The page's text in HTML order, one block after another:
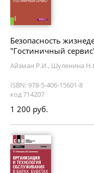
Безопасность
"Гостиничный
Айзман Р.И., Шуленина
ISBN: 978-5-406-15601-8
код 714207
1 200 руб.